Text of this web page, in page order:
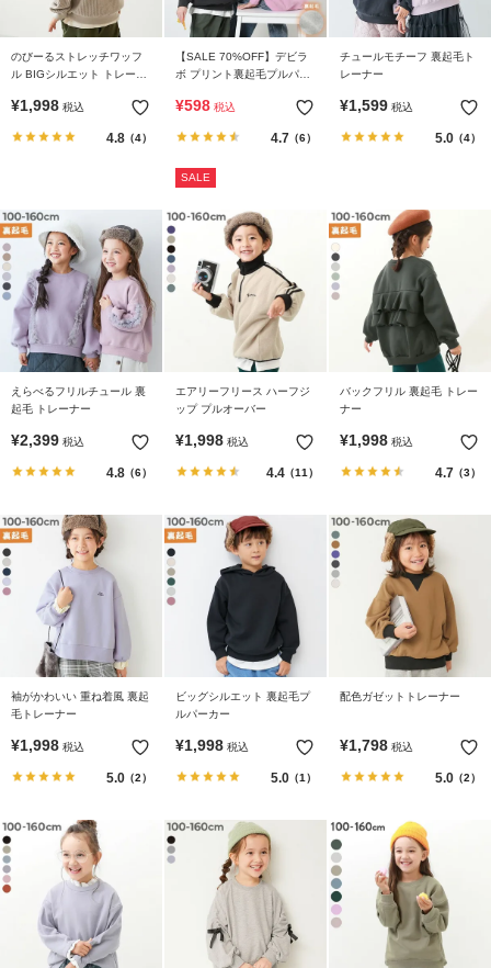
のびーるストレッチワッフ
ル BIGシルエット トレーナ
¥1,998 税込
4.8（4）
【SALE 70%OFF】デビラ
ボ プリント裏起毛プルパー
¥598 税込
4.7 （6）
SALE
チュールモチーフ 裏起毛ト
レーナー
¥1,599 税込
5.0（4）
えらべるフリルチュール 裏
起毛 トレーナー
¥2,399 税込
4.8（6）
エアリーフリース ハーフジ
ップ プルオーバー
¥1,998 税込
4.4（11）
バックフリル 裏起毛 トレー
ナー
¥1,998 税込
4.7 （3）
袖がかわいい 重ね着風 裏起
毛トレーナー
¥1,998 税込
5.0（2）
ビッグシルエット 裏起毛プ
ルパーカー
¥1,998 税込
5.0（1）
配色ガゼットトレーナー
¥1,798 税込
5.0（2）